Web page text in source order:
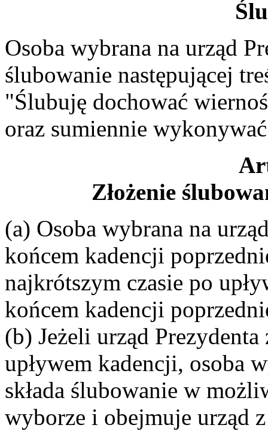
Osoba wybrana na urząd
ślubowanie następującej
"Ślubuję dochować
oraz sumiennie
Złożenie
(a) Osoba wybrana na
końcem kadencji
najkrótszym czasie po
końcem kadencji
(b) Jeżeli urząd
upływem kadencji, osoba
składa ślubowanie w
wyborze i obejmuje urząd